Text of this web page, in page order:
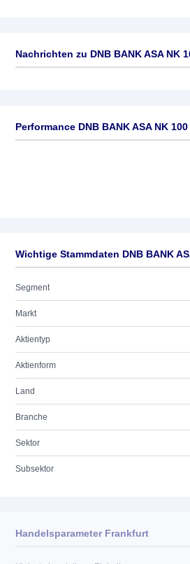
Nachrichten zu DNB BANK ASA NK
Performance DNB BANK ASA NK 100
Wichtige Stammdaten DNB BANK
Segment
Markt
Aktientyp
Aktienform
Land
Branche
Sektor
Subsektor
Handelsparameter Frankfurt